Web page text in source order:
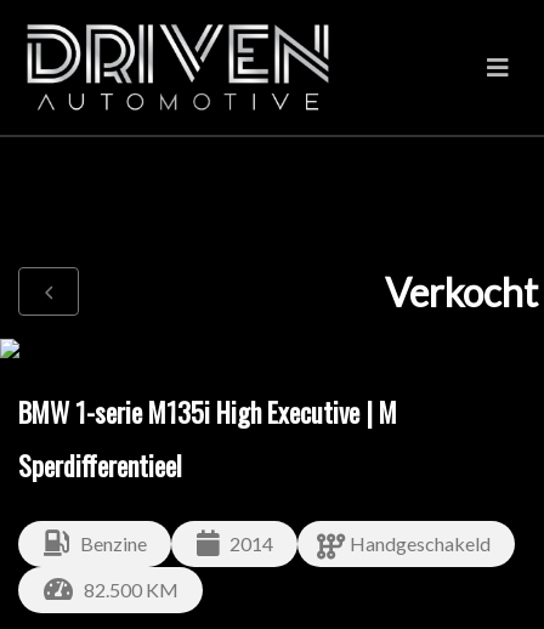
Verkocht
BMW 1-serie M135i High Executive | M
Sperdifferentieel
Benzine 2014
Handgeschakeld
82.500 KM